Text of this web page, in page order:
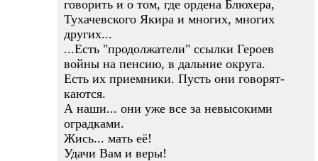
говорить и о том, где ордена Блюхера,
Тухачевского Якира и многих, многих
других...
...Есть "продолжатели" ссылки Героев
войны на пенсию, в дальние округа.
Есть их приемники. Пусть они говорят-
каются.
А наши... они уже все за невысокими
оградками.
Жись... мать её!
Удачи Вам и веры!